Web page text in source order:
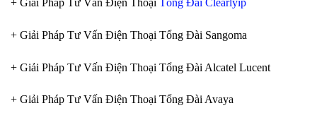
+ Giải Pháp Tư Vấn Điện Thoại Tổng Đài Clearlyip
+ Giải Pháp Tư Vấn Điện Thoại Tổng Đài Sangoma
+ Giải Pháp Tư Vấn Điện Thoại Tổng Đài Alcatel Lucent
+ Giải Pháp Tư Vấn Điện Thoại Tổng Đài Avaya